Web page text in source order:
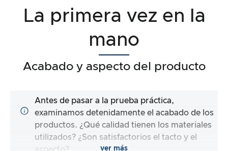
La primera vez en la
mano
Acabado y aspecto del producto
Antes de pasar a la prueba práctica,
examinamos detenidamente el acabado de los
productos. ¿Qué calidad tienen los materiales
utilizados? ¿Son satisfactorios el tacto y el
ver más